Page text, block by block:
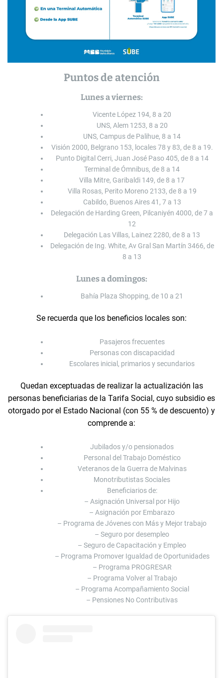
Puntos de atención
Lunes a viernes:
Vicente López 194, 8 a 20
UNS, Alem 1253, 8 a 20
UNS, Campus de Palihue, 8 a 14
Visión 2000, Belgrano 153, locales 78 y 83, de 8 a 19.
Punto Digital Cerri, Juan José Paso 405, de 8 a 14
Terminal de Ómnibus, de 8 a 14
Villa Mitre, Garibaldi 149, de 8 a 17
Villa Rosas, Perito Moreno 2133, de 8 a 19
Cabildo, Buenos Aires 41, 7 a 13
Delegación de Harding Green, Pilcaniyén 4000, de 7 a
12
Delegación Las Villas, Lainez 2280, de 8 a 13
Delegación de Ing. White, Av Gral San Martín 3466, de
8 a 13
Lunes a domingos:
Bahía Plaza Shopping, de 10 a 21
Se recuerda que los beneficios locales son:
Pasajeros frecuentes
Personas con discapacidad
Escolares inicial, primarios y secundarios
Quedan exceptuadas de realizar la actualización las
personas beneficiarias de la Tarifa Social, cuyo subsidio es
otorgado por el Estado Nacional (con 55 % de descuento) y
comprende a:
Jubilados y/o pensionados
Personal del Trabajo Doméstico
Veteranos de la Guerra de Malvinas
Monotributistas Sociales
Beneficiarios de:
– Asignación Universal por Hijo
– Asignación por Embarazo
– Programa de Jóvenes con Más y Mejor trabajo
– Seguro por desempleo
– Seguro de Capacitación y Empleo
– Programa Promover Igualdad de Oportunidades
– Programa PROGRESAR
– Programa Volver al Trabajo
– Programa Acompañamiento Social
– Pensiones No Contributivas